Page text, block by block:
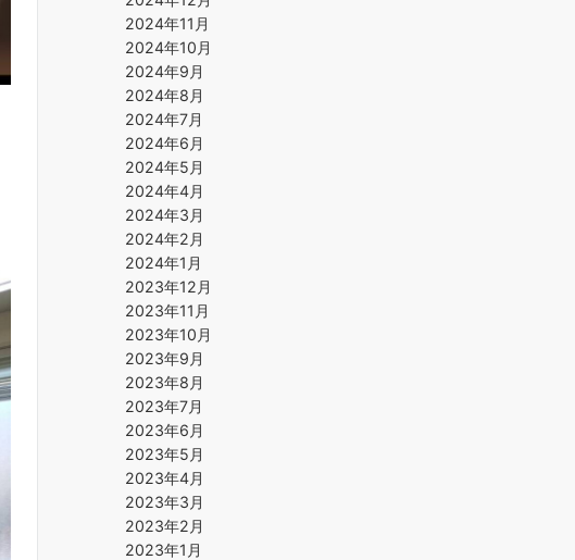
2024年11月
2024年10月
2024年9月
2024年8月
2024年7月
2024年6月
2024年5月
2024年4月
2024年3月
2024年2月
2024年1月
2023年12月
2023年11月
2023年10月
2023年9月
2023年8月
2023年7月
2023年6月
2023年5月
2023年4月
2023年3月
2023年2月
2023年1月